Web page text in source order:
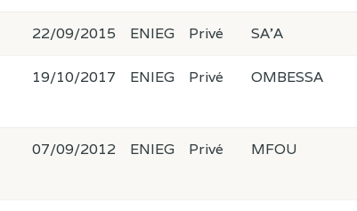
22/09/2015 ENIEG Privé SA'A
19/10/2017 ENIEG Privé OMBESSA
07/09/2012 ENIEG Privé MFOU